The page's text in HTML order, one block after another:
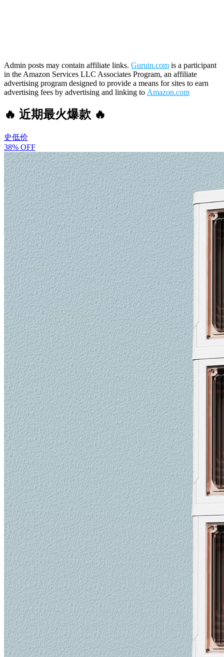
Admin posts may contain affiliate links. Guruin.com is a participant
in the Amazon Services LLC Associates Program, an affiliate
advertising program designed to provide a means for sites to earn
advertising fees by advertising and linking to Amazon.com
🔥 近期最火爆款 🔥
史低价
38% OFF